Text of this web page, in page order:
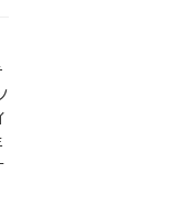
Windows の利用
ションガイド
キュメンテーショ